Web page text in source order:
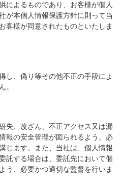
によるものであり、お客様が個人
が本個人情報保護方針に則って当
客様が同意されたものといたしま
し、偽り等その他不正の手段によ
。
失、改ざん、不正アクセス又は漏
報の安全管理が図られるよう、必
じます。また、当社は、個人情報
託する場合は、委託先において個
う、必要かつ適切な監督を行いま